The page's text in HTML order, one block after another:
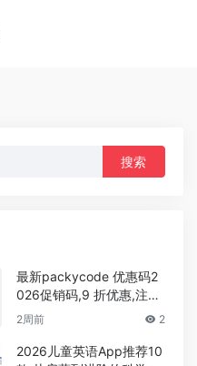
最新packycode 优惠码2
026促销码,9 折优惠,注册
即可获得$1体验余额
2周前 2
2026儿童英语App推荐10